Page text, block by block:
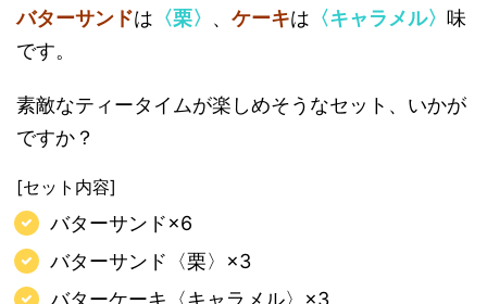
バターサンドは 〈栗〉 、 ケーキは 〈キャラメル〉 味
です。
素敵なティータイムが楽しめそうなセット、いかが
ですか？
[セット内容]
バターサンド×6
バターサンド〈栗〉×3
バターケーキ〈キャラメル〉×3